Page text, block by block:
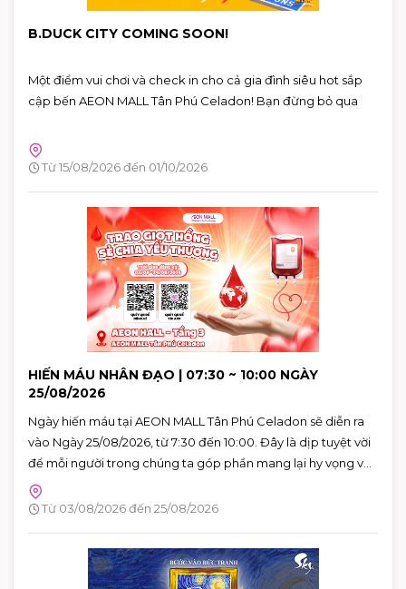
B.DUCK CITY COMING SOON!
Một điểm vui chơi và check in cho cả gia đình siêu hot sắp
cập bến AEON MALL Tân Phú Celadon! Bạn đừng bỏ qua
Từ 15/08/2026 đến 01/10/2026
HIẾN MÁU NHÂN ĐẠO | 07:30 ~ 10:00 NGÀY
25/08/2026
Ngày hiến máu tại AEON MALL Tân Phú Celadon sẽ diễn ra
vào Ngày 25/08/2026, từ 7:30 đến 10:00. Đây là dịp tuyệt vời
để mỗi người trong chúng ta góp phần mang lại hy vọng và
cứu sống những người bệnh đang cần máu trong cuộc
sống. Hãy đến tham gia và cùng lan tỏa thông điệp yêu
Từ 03/08/2026 đến 25/08/2026